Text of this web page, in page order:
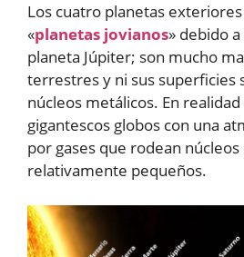
Los cuatro planetas
«planetas jovianos» debido
planeta Júpiter; son mucho
terrestres y ni sus superficies
núcleos metálicos. En
gigantescos globos con una
por gases que rodean
relativamente pequeños.